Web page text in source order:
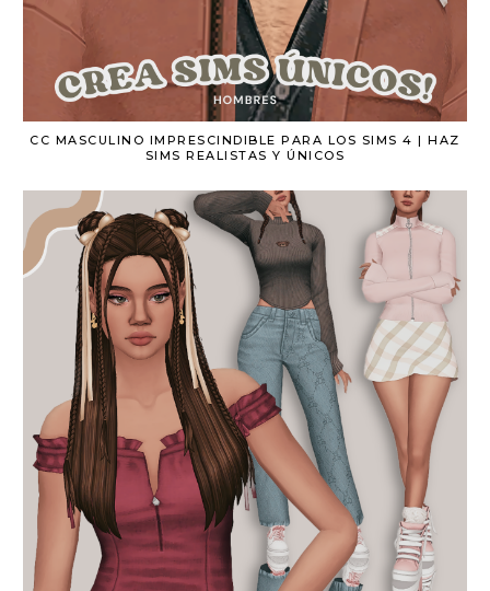
CC MASCULINO IMPRESCINDIBLE PARA LOS SIMS 4 | HAZ
SIMS REALISTAS Y ÚNICOS